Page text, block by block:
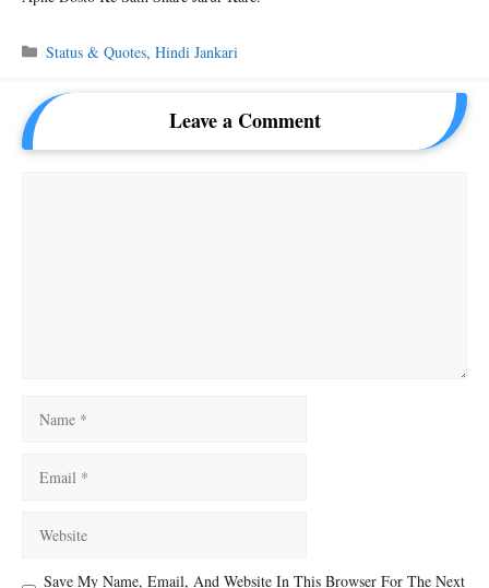
Categories
Status & Quotes,Hindi Jankari
Leave a Comment
Save My Name, Email, And Website In This Browser For The Next